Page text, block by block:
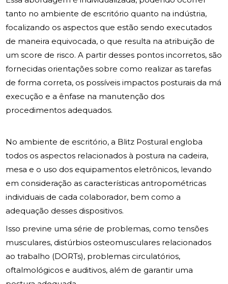
tanto no ambiente de escritório quanto na indústria,
focalizando os aspectos que estão sendo executados
de maneira equivocada, o que resulta na atribuição de
um score de risco. A partir desses pontos incorretos, são
fornecidas orientações sobre como realizar as tarefas
de forma correta, os possíveis impactos posturais da má
execução e a ênfase na manutenção dos
procedimentos adequados.
No ambiente de escritório, a Blitz Postural engloba
todos os aspectos relacionados à postura na cadeira,
mesa e o uso dos equipamentos eletrônicos, levando
em consideração as características antropométricas
individuais de cada colaborador, bem como a
adequação desses dispositivos.
Isso previne uma série de problemas, como tensões
musculares, distúrbios osteomusculares relacionados
ao trabalho (DORTs), problemas circulatórios,
oftalmológicos e auditivos, além de garantir uma